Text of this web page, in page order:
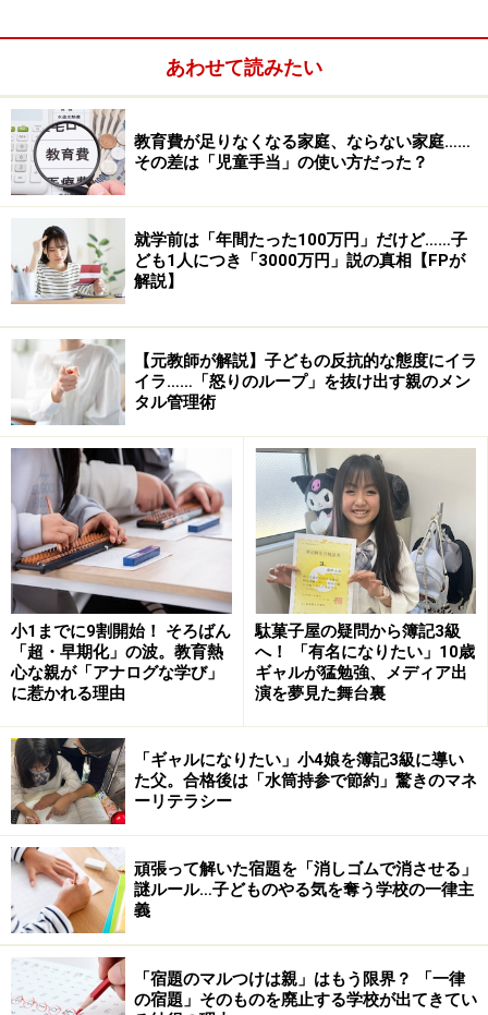
優秀なギフテッド児がうまくいかない理由
一般に高いIQや才能は社会で有利と考えられがちです。
しかし、ギフテッド児の場合、飛び抜けて優秀なのに必
ずしもうまくいきません。秀でているのになぜうまくい
かないのか？
うまくいかない理由のひとつはギフテッドの脳の特性に
あります。
ギフテッド児は、知識を得ることは得意でも、作業に必
要なことを一時的に記憶するワーキングメモリや、処理
速度の能力が低いなどのアンバランスさがあります。そ
のため能力を発揮できないことが多いのです。
また、才能はあっても、その才能を開花させるには、経
験や訓練などの努力が必要です。
ところがギフテッド児は、コツコツと同じことをくり返
すといった地道な努力や鍛錬が苦手です。さらにギフテ
ッド児は自分よりはるかに能力が低い人たちと行動する
ことにストレスを感じます。
IQ130程度まで （2SD未満 ※SD＝標準偏差） ならなんと
か周囲と調和できますが、IQ145を超える （3SD以上）
と周囲とのギャップが大きすぎるので調和は難しいと考
えられています。フラストレーションで感情を爆発さ
せ、問題児扱いされてしまいます。
あわせて読みたい
教育費が足りなくなる家庭、ならない家庭……
その差は「児童手当」の使い方だった？
就学前は「年間たった100万円」だけど……子
ども1人につき「3000万円」説の真相【FPが
解説】
【元教師が解説】子どもの反抗的な態度にイラ
イラ……「怒りのループ」を抜け出す親のメン
タル管理術
小1までに9割開始！ そろばん
「超・早期化」の波。教育熱
心な親が「アナログな学び」
に惹かれる理由
駄菓子屋の疑問から簿記3級
へ！ 「有名になりたい」10歳
ギャルが猛勉強、メディア出
演を夢見た舞台裏
「ギャルになりたい」小4娘を簿記3級に導い
た父。合格後は「水筒持参で節約」驚きのマネ
ーリテラシー
頑張って解いた宿題を「消しゴムで消させる」
謎ルール…子どものやる気を奪う学校の一律主
義
「宿題のマルつけは親」はもう限界？ 「一律
の宿題」そのものを廃止する学校が出てきてい